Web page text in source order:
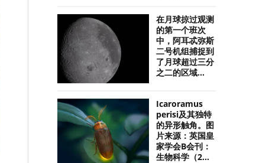
在月球掠过观测
的第一个班次
中，阿耳忒弥斯
二号机组捕捉到
了月球超过三分
之二的区域...
Icaroramus
perisi及其独特
的异形触角。图
片来源：英国皇
家学会B会刊：
生物科学（2...